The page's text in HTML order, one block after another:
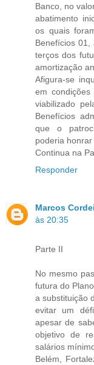
Banco, no
abatimento
os quais
Benefícios
terços dos
amortização
Afigura-se
em
viabilizado
Benefícios
que o
poderia
Continua na
Responder
Marcos
às 20:35
Parte II
No mesmo
futura do
a substituição
evitar um
apesar de
objetivo de
salários
Belém,